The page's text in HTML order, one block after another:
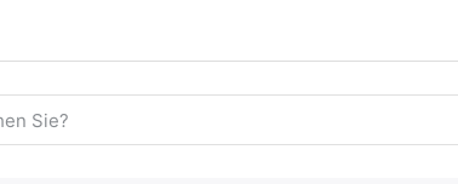
ein. Während Sie tippen, erscheinen